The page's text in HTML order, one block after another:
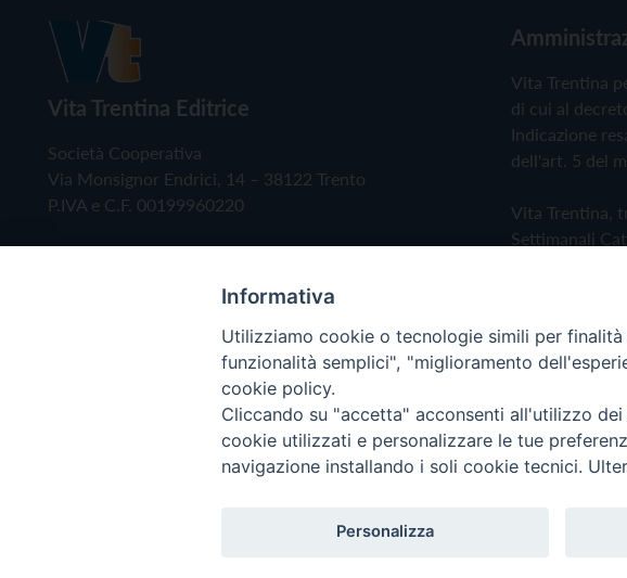
Vita Trentina Editrice
Società Cooperativa
Via Monsignor Endrici, 14 – 38122 Trento
P.IVA e C.F. 00199960220
Vita Trentina
di cui al
Indicazione
dell'art. 5 del
Vita Trentina,
Settimanali
Privacy Policy
Copyright © 2019 - Tutti i diritti riservati - Vita Trentina
Informativa
Utilizziamo cookie o tecnologie simili per
funzionalità semplici", "miglioramento
cookie policy.
Cliccando su "accetta" acconsenti all'utilizzo
cookie utilizzati e personalizzare le tue
navigazione installando i soli cookie tecnici.
Personalizza